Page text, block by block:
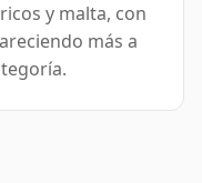
y malta, con
más a